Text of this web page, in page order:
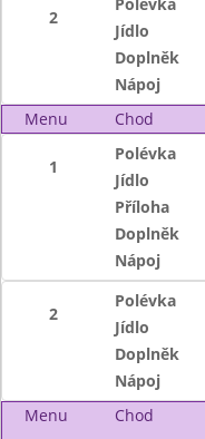
2
Jídlo
Doplněk
Nápoj
Menu
Chod
1
Polévka
Jídlo
Příloha
Doplněk
Nápoj
2
Polévka
Jídlo
Doplněk
Nápoj
Menu
Chod